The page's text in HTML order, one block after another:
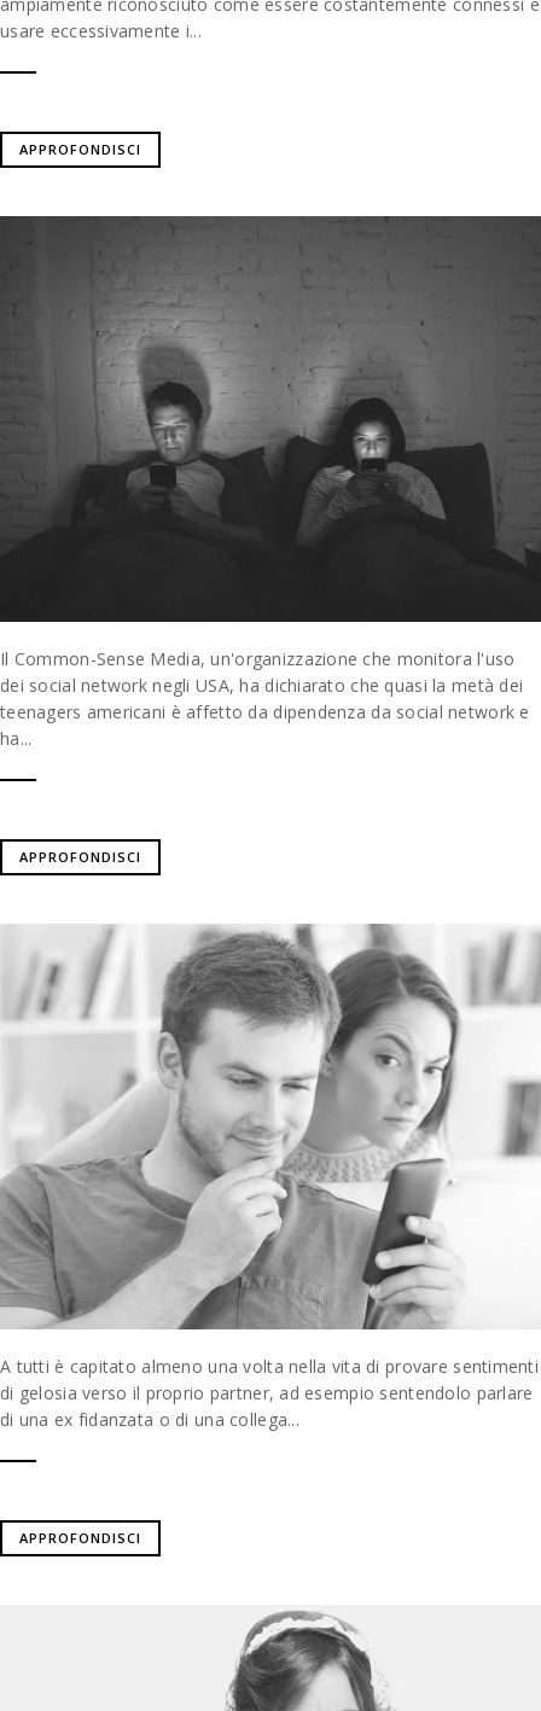
usare eccessivamente i...
APPROFONDISCI
Il Common-Sense Media, un'organizzazione che monitora l'uso
dei social network negli USA, ha dichiarato che quasi la metà dei
teenagers americani è affetto da dipendenza da social network e
ha...
APPROFONDISCI
A tutti è capitato almeno una volta nella vita di provare sentimenti
di gelosia verso il proprio partner, ad esempio sentendolo parlare
di una ex fidanzata o di una collega...
APPROFONDISCI